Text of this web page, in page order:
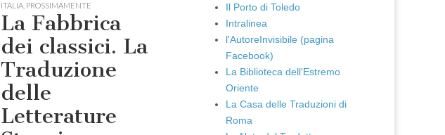
ITALIA PROSSIMAMENTE
La Fabbrica
dei classici. La
Traduzione
delle
Letterature
Il Porto di Toledo
Intralinea
l'AutoreInvisibile (pagina
Facebook)
La Biblioteca dell'Estremo
Oriente
La Casa delle Traduzioni di
Roma